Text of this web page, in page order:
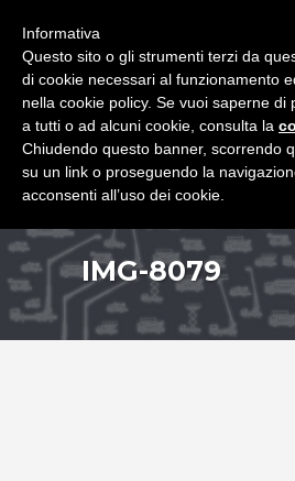
IMG-8079
Informativa
Questo sito o gli strumenti terzi da
di cookie necessari al funzionamento
nella cookie policy. Se vuoi saperne di
a tutti o ad alcuni cookie, consulta la
Chiudendo questo banner, scorrendo
su un link o proseguendo la
acconsenti all’uso dei cookie.